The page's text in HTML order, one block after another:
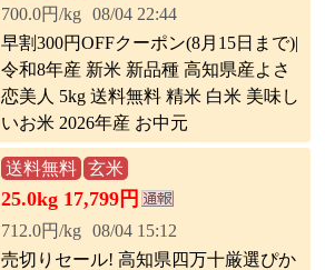
700.0円/kg 08/04 22:44
早割300円OFFクーポン(8月15日まで)|
令和8年産 新米 新品種 高知県産よさ
恋美人 5kg 送料無料 精米 白米 美味し
いお米 2026年産 お中元
送料無料 玄米
25.0kg 17,799円
712.0円/kg 08/04 15:12
売切りセール! 高知県四万十厳選ぴか